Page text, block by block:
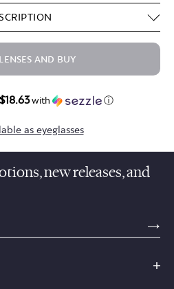
AND BUY
$18.63with ⓘ
as eyeglasses
new releases, and